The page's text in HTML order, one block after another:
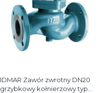
IDMAR Zawór zwrotny DN20
grzybkowy kołnierzowy typ